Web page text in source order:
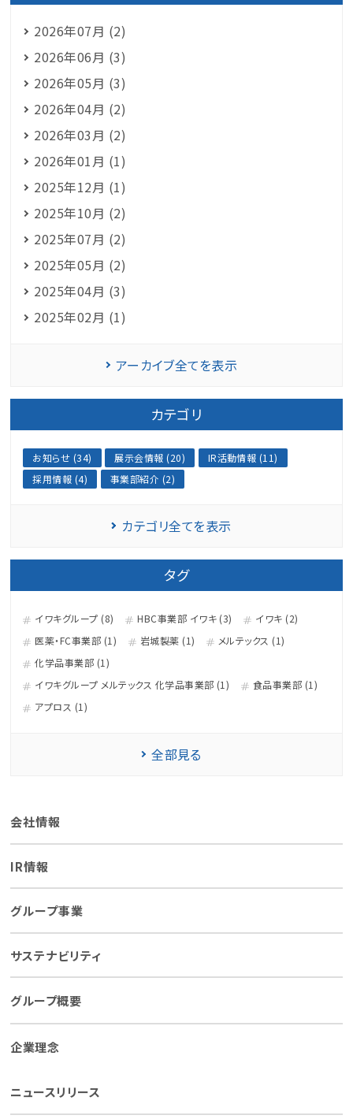
2026年07月 (2)
2026年06月 (3)
2026年05月 (3)
2026年04月 (2)
2026年03月 (2)
2026年01月 (1)
2025年12月 (1)
2025年10月 (2)
2025年07月 (2)
2025年05月 (2)
2025年04月 (3)
2025年02月 (1)
アーカイブ全てを表示
カテゴリ
お知らせ (34) 展示会情報 (20)
IR活動情報 (11)
採用情報 (4)
事業部紹介 (2)
カテゴリ全てを表示
タグ
イワキグループ (8) HBC事業部 イワキ (3)
イワキ (2)
医薬・FC事業部 (1)
岩城製薬 (1)
メルテックス (1)
化学品事業部 (1)
イワキグループ メルテックス 化学品事業部 (1)
食品事業部 (1)
アプロス (1)
全部見る
会社情報
IR情報
グループ事業
サステナビリティ
グループ概要
企業理念
ニュースリリース